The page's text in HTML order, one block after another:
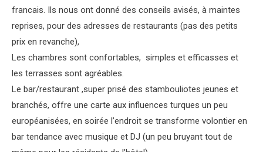
francais. Ils nous ont donné des conseils avisés, à maintes
reprises, pour des adresses de restaurants (pas des petits
prix en revanche),
Les chambres sont confortables, simples et efficasses et
les terrasses sont agréables.
Le bar/restaurant ,super prisé des stambouliotes jeunes et
branchés, offre une carte aux influences turques un peu
européanisées, en soirée l’endroit se transforme volontier en
bar tendance avec musique et DJ (un peu bruyant tout de